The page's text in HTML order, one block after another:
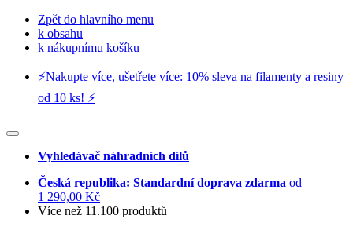
Zpět do hlavního menu
k obsahu
k nákupnímu košíku
⚡️Nakupte více, ušetřete více: 10% sleva na filamenty a resiny
od 10 ks! ⚡️
Vyhledávač náhradních dílů
Česká republika: Standardní doprava zdarma od
1 290,00 Kč
Více než 11.100 produktů